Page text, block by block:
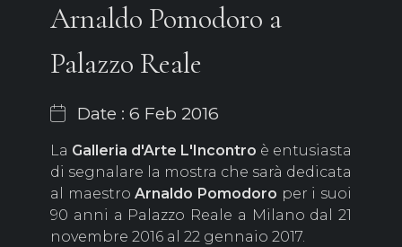
Arnaldo Pomodoro a
Palazzo Reale
Date : 6 Feb 2016
La Galleria d'Arte L'Incontro è entusiasta
di segnalare la mostra che sarà dedicata
al maestroArnaldo Pomodoro per i suoi
90 anni a Palazzo Reale a Milano dal 21
novembre 2016 al 22 gennaio 2017.